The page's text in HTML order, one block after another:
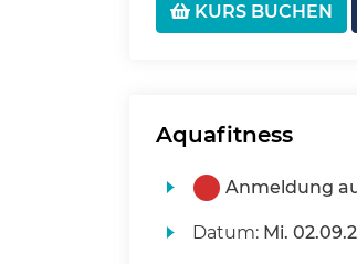
KURS BUCHEN
Aquafitness
Anmeldung
Datum: Mi.